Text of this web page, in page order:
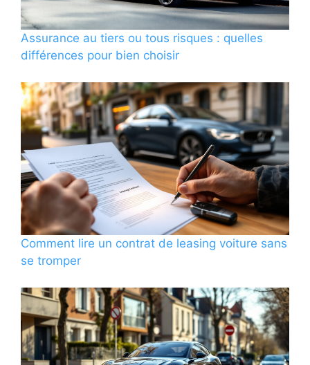
Assurance au tiers ou tous risques : quelles
différences pour bien choisir
Comment lire un contrat de leasing voiture sans
se tromper